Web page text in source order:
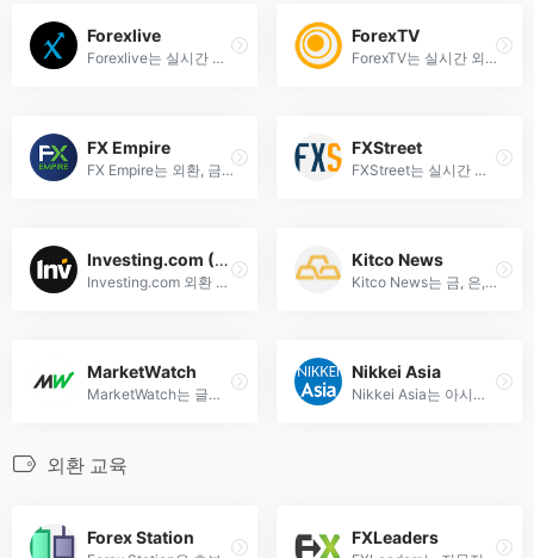
Forexlive
Forexlive는 실시간 외환 뉴스, 시장 분석, 경제 지표를 제공하는 글로벌 포렉스 포털입니다. FX 트레이더를 위한 필수 정보원.
ForexTV
ForexTV는 실시간 외환 시장 분석, 환율 동향, 글로벌 경제 뉴스를 제공하는 전문 플랫폼입니다. 최신 정보로 트레이딩 전략을 세우세요.
FX Empire
FX Empire는 외환, 금융 시장 뉴스, 분석 및 거래 전략을 제공하는 글로벌 파이낸스 플랫폼입니다. 실시간 시세, 전문가 인사이트로 트레이더를 지원합니다.
FXStreet
FXStreet는 실시간 외환 뉴스, 통화 분석, 시장 동향 및 전문가 인사이트를 제공하는 글로벌 외환 정보 플랫폼입니다. 환율 변동과 투자 전략을 한눈에 확인하세요.
Investing.com (Forex News)
Investing.com 외환 뉴스: 실시간 환율, 주요 통화 쌍 분석, 글로벌 외환 시장 동향 및 전문가 인사이트를 제공합니다. 외환 트레이더를 위한 필수 정보 플랫폼.
Kitco News
Kitco News는 금, 은, 원자재 및 외환 시장의 최신 뉴스, 분석, 가격 정보를 제공하는 선도적인 금융 뉴스 플랫폼입니다. 실시간 시장 동향과 전문가 인사이트를 확인하세요.
MarketWatch
MarketWatch는 글로벌 외환 시장 뉴스, 실시간 환율, 통계 분석 및 투자 인사이트를 제공하는 선도적인 금융 플랫폼입니다. FX 트레이더를 위한 필수 리소스.
Nikkei Asia
Nikkei Asia는 아시아 경제, 금융, 정치 및 비즈니스 트렌드를 다루는 선도적인 외환 뉴스 플랫폼입니다. 실시간 시장 분석과 글로벌 인사이트를 제공합니다.
외환 교육
Forex Station FXLeaders